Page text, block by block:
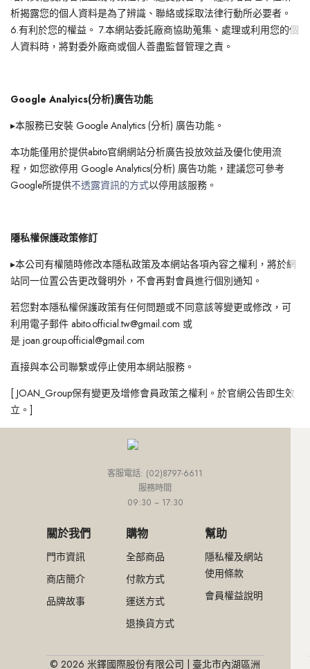
析揭露您的個人資料是為了辨識、聯絡或採取法律行動所必要者。
6.有利於您的權益。 7.本網站委託廠商協助蒐集、處理或利用您的個
人資料時，將對委外廠商或個人善盡監督管理之責。
Google Analyics(分析)廣告功能
▸本服務已安裝 Google Analytics (分析) 廣告功能。
本功能僅用於提供abito官網網站分析廣告投放效益及優化使用流
程，如您欲停用 Google Analytics(分析) 廣告功能，建議您可參考
Google所提供不透露資訊的方式以停用該服務。
隱私權保護政策修訂
▸本公司有權隨時修改本隱私政策及本網站各項內容之權利，將於網
站同一位置公告更改聲明外，不會再對會員進行個別通知。
若您對本隱私權保護政策有任何問題或不同意該等變更或修改，可
利用電子郵件 abito.official.tw@gmail.com 或
是 joan.group.official@gmail.com
直接與本公司聯繫或停止使用本網站服務。
[ JOAN_Group保有變更及增修會員政策之權利。於官網公告即生效
立。]
客服電話: (02)8797-6611
服務時間
09:30 ~ 17:30
關於我們
門市資訊
商店簡介
品牌故事
購物
全部商品
付款方式
運送方式
退換貨方式
幫助
隱私權及網站
使用條款
會員權益說明
© 2026 米鐸國際股份有限公司 | 臺北市內湖區洲